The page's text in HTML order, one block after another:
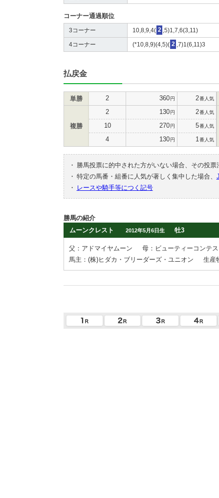
コーナー通過順位
3コーナー 10,8,9,4( 2 ,5)1,7,6(3,11)
4コーナー (*10,8,9)(4,5)( 2 ,7)1(6,11)3
払戻金
単勝 2 360円 2番人気
複勝
2 130円 2番人気
10 270円 5番人気
4 130円 1 番人気
・
勝馬投票に的中された方がいない場合、その投
・ 特定の馬番・組番に人気が著しく集中した場合、
・
レースや騎手等につく記号
勝馬の紹介
ムーンクレスト
2012年5月6日生 牡3
父：アドマイヤムーン
母：ビューティーコンテ
馬主：(株)ヒダカ・ブリーダーズ・ユニオン
生産